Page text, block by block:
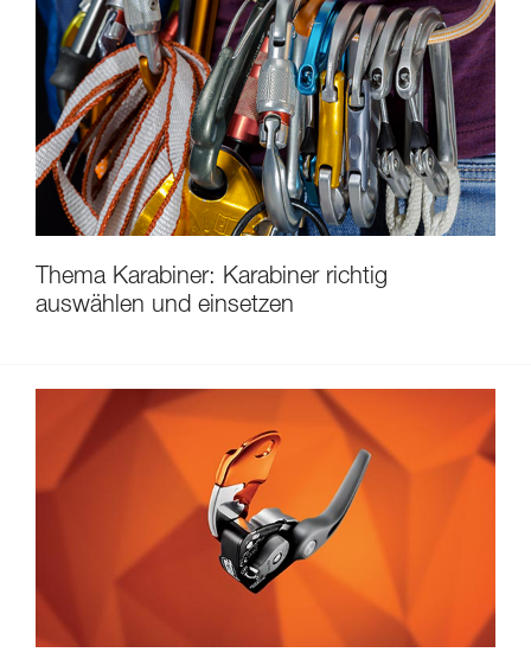
Thema Karabiner: Karabiner richtig
auswählen und einsetzen